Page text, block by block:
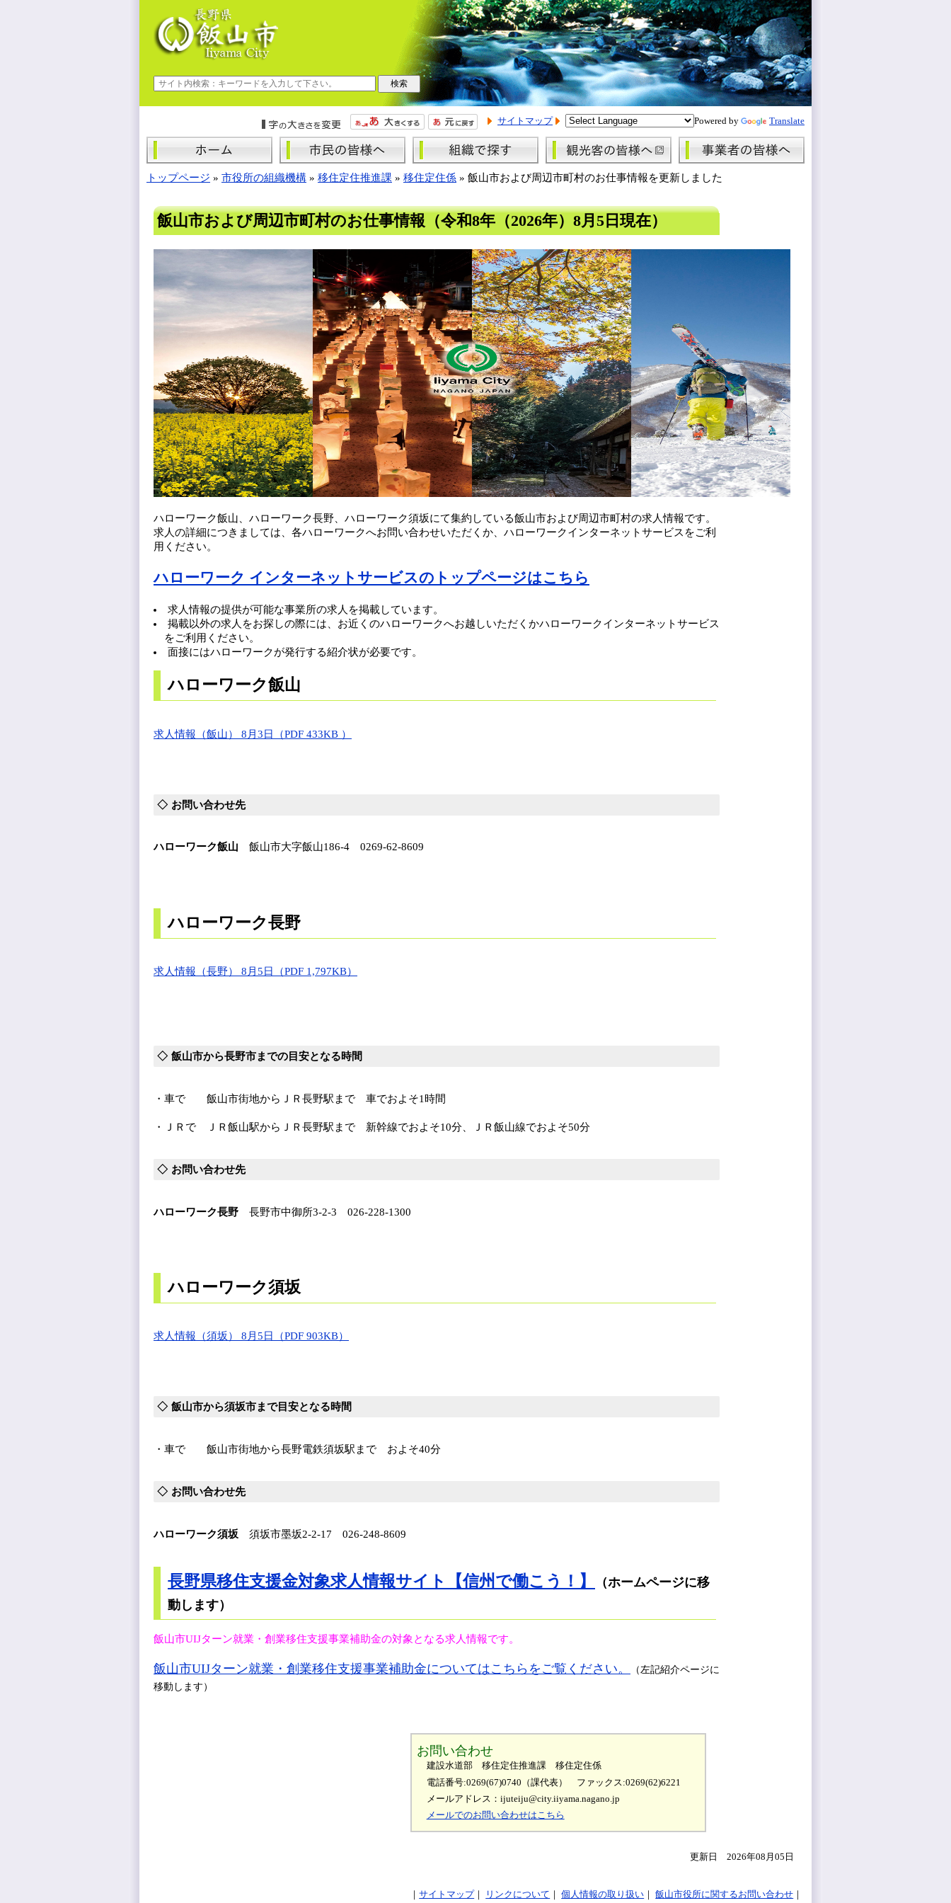
サイトマップ Powered by Translate
トップページ » 市役所の組織機構 » 移住定住推進課 » 移住定住係 » 飯山市および周辺市町村のお仕事情報を更新しました
飯山市および周辺市町村のお仕事情報（令和8年（2026年）8月5日現在）
ハローワーク飯山、ハローワーク長野、ハローワーク須坂にて集約している飯山市および周辺市町村の求人情報です。
求人の詳細につきましては、各ハローワークへお問い合わせいただくか、ハローワークインターネットサービスをご利
用ください。
ハローワーク インターネットサービスのトップページはこちら
求人情報の提供が可能な事業所の求人を掲載しています。
掲載以外の求人をお探しの際には、お近くのハローワークへお越しいただくかハローワークインターネットサービス
をご利用ください。
面接にはハローワークが発行する紹介状が必要です。
ハローワーク飯山
求人情報（飯山） 8月3日（PDF 433KB ）
お問い合わせ先
ハローワーク飯山 飯山市大字飯山186-4 0269-62-8609
ハローワーク長野
求人情報（長野） 8月5日（PDF 1,797KB）
飯山市から長野市までの目安となる時間
・車で 飯山市街地からＪＲ長野駅まで 車でおよそ1時間
・ＪＲで ＪＲ飯山駅からＪＲ長野駅まで 新幹線でおよそ10分、ＪＲ飯山線でおよそ50分
お問い合わせ先
ハローワーク長野 長野市中御所3-2-3 026-228-1300
ハローワーク須坂
求人情報（須坂） 8月5日（PDF 903KB）
飯山市から須坂市まで目安となる時間
・車で 飯山市街地から長野電鉄須坂駅まで およそ40分
お問い合わせ先
ハローワーク須坂 須坂市墨坂2-2-17 026-248-8609
長野県移住支援金対象求人情報サイト【信州で働こう！】
（ホームページに移
動します）
飯山市UIJターン就業・創業移住支援事業補助金の対象となる求人情報です。
飯山市UIJターン就業・創業移住支援事業補助金についてはこちらをご覧ください。
（左記紹介ページに
移動します）
お問い合わせ
建設水道部 移住定住推進課 移住定住係
電話番号:0269(67)0740（課代表） ファックス:0269(62)6221
メールアドレス：ijuteiju@city.iiyama.nagano.jp
メールでのお問い合わせはこちら
更新日 2026年08月05日
サイトマップ リンクについて 個人情報の取り扱い 飯山市役所に関するお問い合わせ